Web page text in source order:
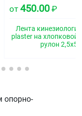
от450.00 ₽
Лента
plaster на хлопковой
рулон
опорно-